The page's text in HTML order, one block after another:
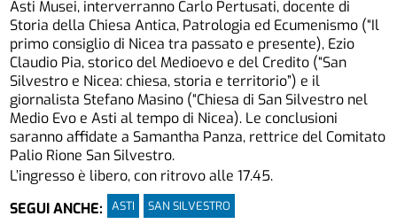
Asti Musei, interverranno Carlo Pertusati, docente di
Storia della Chiesa Antica, Patrologia ed Ecumenismo (“Il
primo consiglio di Nicea tra passato e presente), Ezio
Claudio Pia, storico del Medioevo e del Credito (“San
Silvestro e Nicea: chiesa, storia e territorio”) e il
giornalista Stefano Masino (“Chiesa di San Silvestro nel
Medio Evo e Asti al tempo di Nicea). Le conclusioni
saranno affidate a Samantha Panza, rettrice del Comitato
Palio Rione San Silvestro.
L’ingresso è libero, con ritrovo alle 17.45.
SEGUI ANCHE:
ASTI SAN SILVESTRO